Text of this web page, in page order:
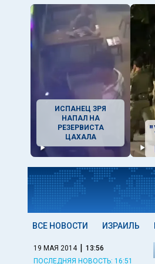
ИСПАНЕЦ ЗРЯ
НАПАЛ НА
РЕЗЕРВИСТА
ЦАХАЛА
ВСЕ НОВОСТИ ИЗРАИЛЬ
19 МАЯ 2014 | 13:56
ПОСЛЕДНЯЯ НОВОСТЬ: 16:51